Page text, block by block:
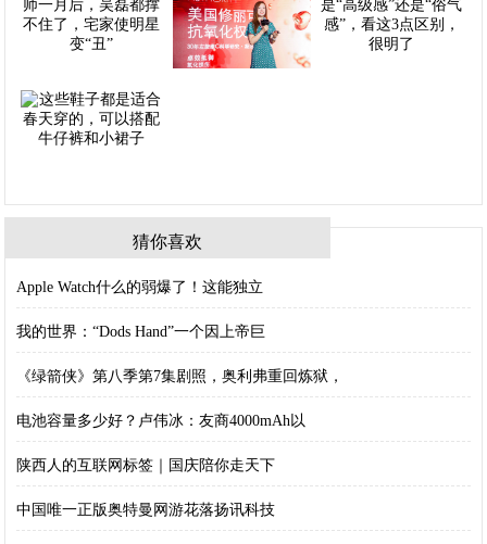
猜你喜欢
Apple Watch什么的弱爆了！这能独立
我的世界：“Dods Hand”一个因上帝巨
《绿箭侠》第八季第7集剧照，奥利弗重回炼狱，
电池容量多少好？卢伟冰：友商4000mAh以
陕西人的互联网标签｜国庆陪你走天下
中国唯一正版奥特曼网游花落扬讯科技